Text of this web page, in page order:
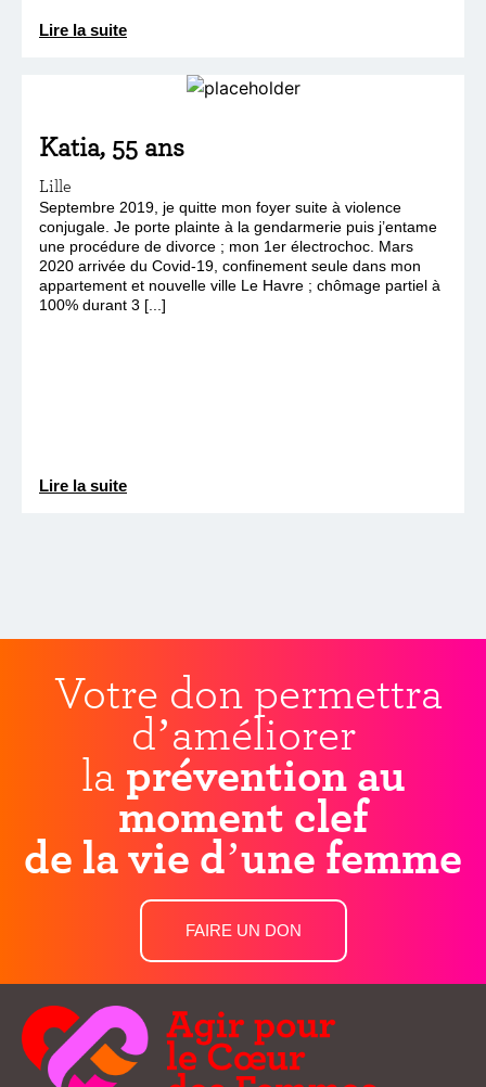
Lire la suite
Katia, 55 ans
Lille
Septembre 2019, je quitte mon foyer suite à violence
conjugale. Je porte plainte à la gendarmerie puis j’entame
une procédure de divorce ; mon 1er électrochoc. Mars
2020 arrivée du Covid-19, confinement seule dans mon
appartement et nouvelle ville Le Havre ; chômage partiel à
100% durant 3 [...]
Lire la suite
Votre don permettra
d’améliorer
la prévention au
moment clef
de la vie d’une femme
FAIRE UN DON